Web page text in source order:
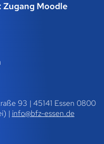
Zugang Moodle
93 | 45141 Essen 0800
| info@bfz-essen.de